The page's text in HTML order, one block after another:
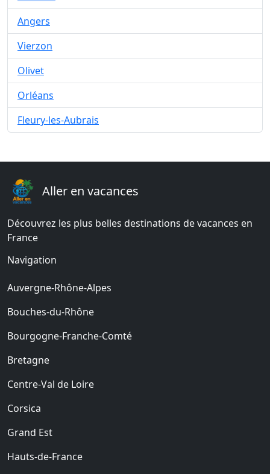
Angers
Vierzon
Olivet
Orléans
Fleury-les-Aubrais
Aller en vacances
Découvrez les plus belles destinations de vacances en
France
Navigation
Auvergne-Rhône-Alpes
Bouches-du-Rhône
Bourgogne-Franche-Comté
Bretagne
Centre-Val de Loire
Corsica
Grand Est
Hauts-de-France